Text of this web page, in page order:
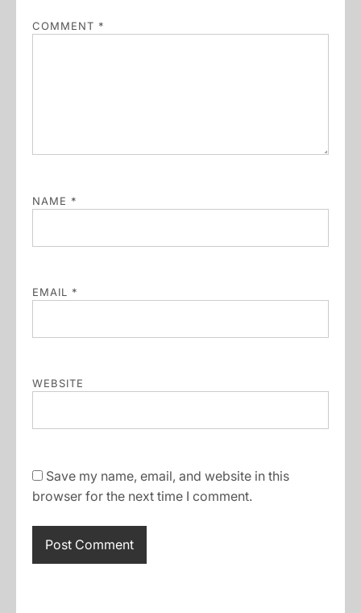
COMMENT *
NAME *
EMAIL *
WEBSITE
Save my name, email, and website in this
browser for the next time I comment.